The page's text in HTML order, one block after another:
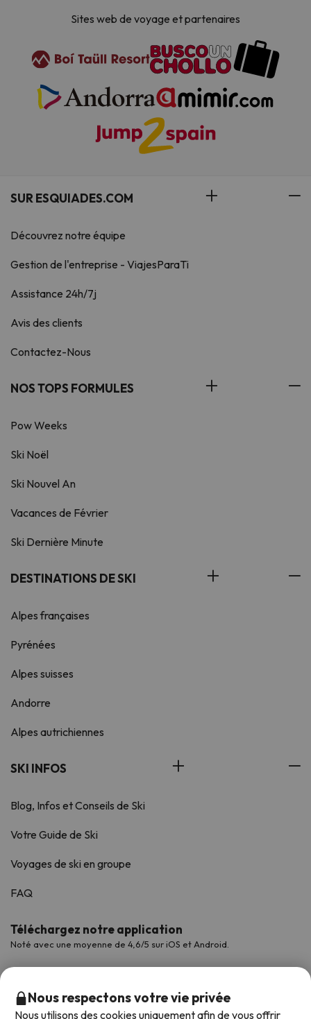
Sites web de voyage et partenaires
SUR ESQUIADES.COM
Découvrez notre équipe
Gestion de l'entreprise - ViajesParaTi
Assistance 24h/7j
Avis des clients
Contactez-Nous
NOS TOPS FORMULES
Pow Weeks
Ski Noël
Ski Nouvel An
Vacances de Février
Ski Dernière Minute
DESTINATIONS DE SKI
Alpes françaises
Pyrénées
Alpes suisses
Andorre
Alpes autrichiennes
SKI INFOS
Blog, Infos et Conseils de Ski
Votre Guide de Ski
Voyages de ski en groupe
FAQ
Téléchargez notre application
Noté avec une moyenne de 4,6/5 sur iOS et Android.
Nous respectons votre vie privée
Nous utilisons des cookies uniquement afin de vous offrir